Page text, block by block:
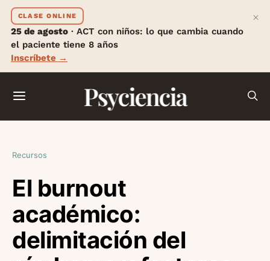
CLASE ONLINE
25 de agosto · ACT con niños: lo que cambia cuando
el paciente tiene 8 años
Inscríbete →
×
Psyciencia
Recursos
El burnout
académico:
delimitación del